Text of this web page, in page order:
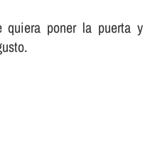
quiera poner la puerta y